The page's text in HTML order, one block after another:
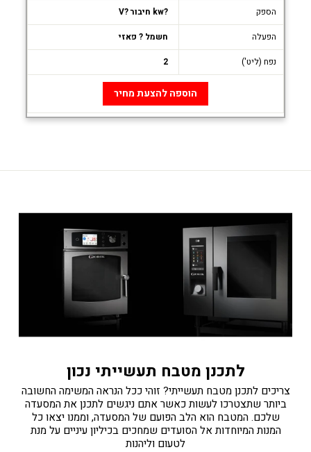
הספק
?kw חיבור ?V
הפעלה
חשמל ? פאזי
נפח (ליט')
2
הוספה להצעת מחיר
לתכנן מטבח תעשייתי נכון
צריכים לתכנן מטבח תעשייתי? זוהי ככל הנראה המשימה החשובה
ביותר שתצטרכו לעשות כאשר אתם ניגשים לתכנן את המסעדה
שלכם. המטבח הוא הלב הפועם של המסעדה, וממנו יצאו כל
המנות המיוחדות אל הסועדים שמחכים בכיליון עיניים על מנת
לטעום וליהנות